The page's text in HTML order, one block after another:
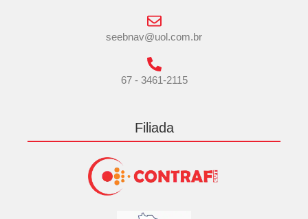
seebnav@uol.com.br
67 - 3461-2115
Filiada